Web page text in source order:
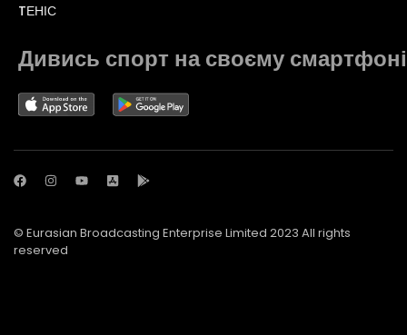
TЕНІС
Дивись спорт на своєму смартфоні
© Eurasian Broadcasting Enterprise Limited 2023 All rights
reserved